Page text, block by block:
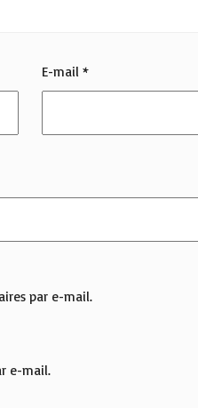
E-mail*
par e-mail.
e-mail.